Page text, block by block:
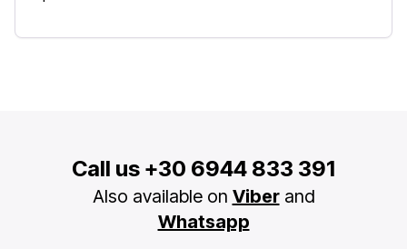
Call us +30 6944 833 391
Also available on Viber and
Whatsapp